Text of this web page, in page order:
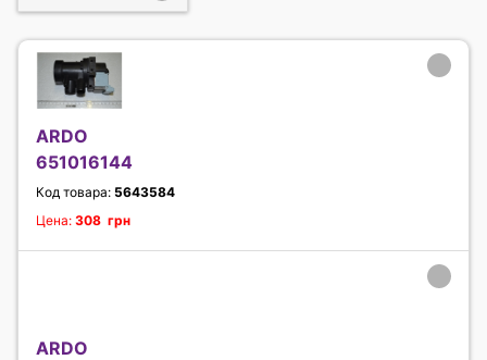
ARDO
651016144
Код товара: 5643584
Цена: 308 грн
ARDO